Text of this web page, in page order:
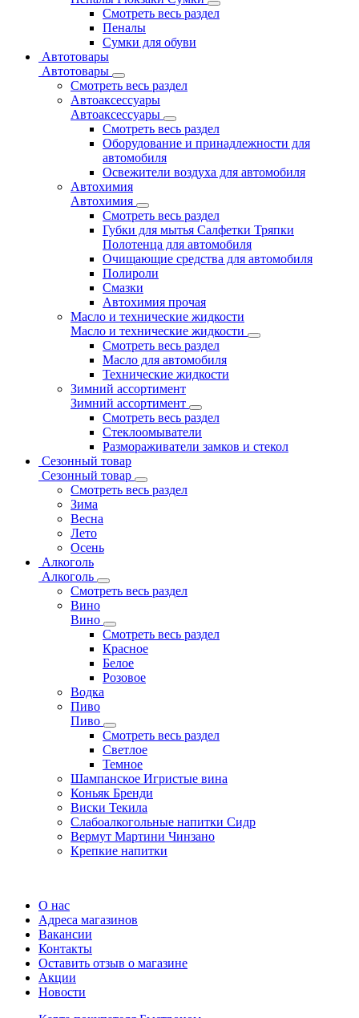
Смотреть весь раздел
Пеналы
Сумки для обуви
Автотовары
Автотовары
Смотреть весь раздел
Автоаксессуары
Автоаксессуары
Смотреть весь раздел
Оборудование и принадлежности для
автомобиля
Освежители воздуха для автомобиля
Автохимия
Автохимия
Смотреть весь раздел
Губки для мытья Салфетки Тряпки
Полотенца для автомобиля
Очищающие средства для автомобиля
Полироли
Смазки
Автохимия прочая
Масло и технические жидкости
Масло и технические жидкости
Смотреть весь раздел
Масло для автомобиля
Технические жидкости
Зимний ассортимент
Зимний ассортимент
Смотреть весь раздел
Стеклоомыватели
Размораживатели замков и стекол
Сезонный товар
Сезонный товар
Смотреть весь раздел
Зима
Весна
Лето
Осень
Алкоголь
Алкоголь
Смотреть весь раздел
Вино
Вино
Смотреть весь раздел
Красное
Белое
Розовое
Водка
Пиво
Пиво
Смотреть весь раздел
Cветлое
Темное
Шампанское Игристые вина
Коньяк Бренди
Виски Текила
Слабоалкогольные напитки Сидр
Вермут Мартини Чинзано
Крепкие напитки
О нас
Адреса магазинов
Вакансии
Контакты
Оставить отзыв о магазине
Акции
Новости